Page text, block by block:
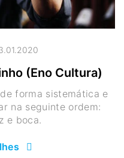
(Eno Cultura)
forma sistemática e
na seguinte ordem:
e boca.